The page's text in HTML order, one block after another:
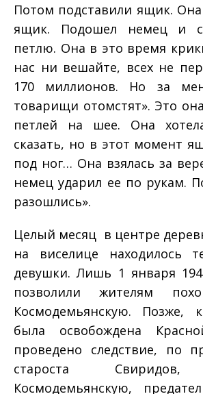
Потом подставили ящик. Она
ящик. Подошел немец и
петлю. Она в это время
нас ни вешайте, всех не
170 миллионов. Но за
товарищи отомстят». Это
петлей на шее. Она
сказать, но в этот момент
под ног… Она взялась за
немец ударил ее по рукам.
разошлись».
Целый месяц в центре
на виселице находилось
девушки. Лишь 1 января
позволили жителям
Космодемьянскую. Позже,
была освобождена
проведено следствие, по
староста
Космодемьянскую,